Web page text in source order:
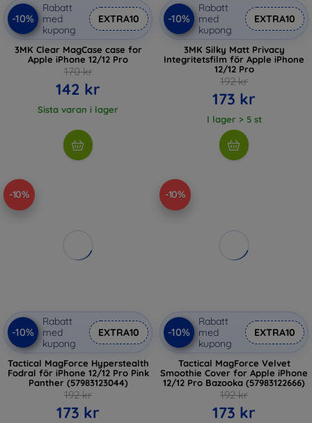
-10%
Rabatt
med
kupong
EXTRA10
3MK Clear MagCase case for
Apple iPhone 12/12 Pro
170 kr
142 kr
Sista varan i lager
-10%
Rabatt
med
kupong
EXTRA10
3MK Silky Matt Privacy
Integritetsfilm för Apple iPhone
12/12 Pro
192 kr
173 kr
I lager > 5 st
-10%
-10%
Rabatt
med
kupong
EXTRA10
Tactical MagForce Hyperstealth
Fodral för iPhone 12/12 Pro Pink
Panther (57983123044)
192 kr
173 kr
-10%
-10%
Rabatt
med
kupong
EXTRA10
Tactical MagForce Velvet
Smoothie Cover for Apple iPhone
12/12 Pro Bazooka (57983122666)
192 kr
173 kr